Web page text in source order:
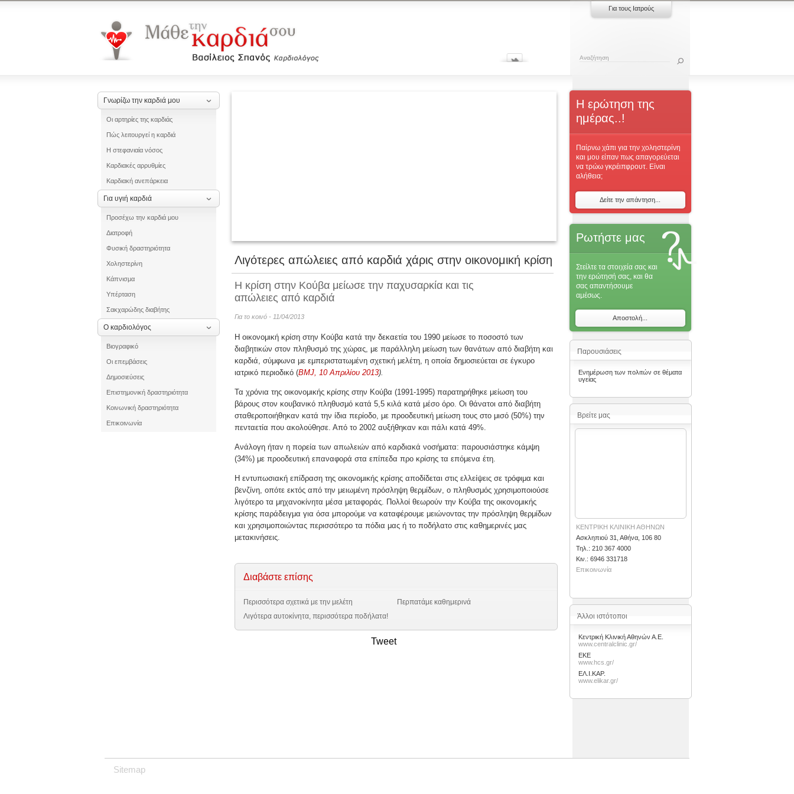
Για τους Ιατρούς
Γνωρίζω την καρδιά μου
Οι αρτηρίες της καρδιάς
Πώς λειτουργεί η καρδιά
Η στεφανιαία νόσος
Καρδιακές αρρυθμίες
Καρδιακή ανεπάρκεια
Για υγιή καρδιά
Προσέχω την καρδιά μου
Διατροφή
Φυσική δραστηριότητα
Χοληστερίνη
Κάπνισμα
Υπέρταση
Σακχαρώδης διαβήτης
Ο καρδιολόγος
Βιογραφικό
Οι επεμβάσεις
Δημοσιεύσεις
Επιστημονική δραστηριότητα
Κοινωνική δραστηριότητα
Επικοινωνία
Λιγότερες απώλειες από καρδιά χάρις στην οικονομική κρίση
Η κρίση στην Κούβα μείωσε την παχυσαρκία και τις
απώλειες από καρδιά
Για το κοινό - 11/04/2013
Η οικονομική κρίση στην Κούβα κατά την δεκαετία του 1990 μείωσε το ποσοστό των
διαβητικών στον πληθυσμό της χώρας, με παράλληλη μείωση των θανάτων από διαβήτη και
καρδιά, σύμφωνα με εμπεριστατωμένη σχετική μελέτη, η οποία δημοσιεύεται σε έγκυρο
ιατρικό περιοδικό (BMJ, 10 Απριλίου 2013).
Τα χρόνια της οικονομικής κρίσης στην Κούβα (1991-1995) παρατηρήθηκε μείωση του
βάρους στον κουβανικό πληθυσμό κατά 5,5 κιλά κατά μέσο όρο. Οι θάνατοι από διαβήτη
σταθεροποιήθηκαν κατά την ίδια περίοδο, με προοδευτική μείωση τους στο μισό (50%) την
πενταετία που ακολούθησε. Από το 2002 αυξήθηκαν και πάλι κατά 49%.
Ανάλογη ήταν η πορεία των απωλειών από καρδιακά νοσήματα: παρουσιάστηκε κάμψη
(34%) με προοδευτική επαναφορά στα επίπεδα προ κρίσης τα επόμενα έτη.
Η εντυπωσιακή επίδραση της οικονομικής κρίσης αποδίδεται στις ελλείψεις σε τρόφιμα και
βενζίνη, οπότε εκτός από την μειωμένη πρόσληψη θερμίδων, ο πληθυσμός χρησιμοποιούσε
λιγότερο τα μηχανοκίνητα μέσα μεταφοράς. Πολλοί θεωρούν την Κούβα της οικονομικής
κρίσης παράδειγμα για όσα μπορούμε να καταφέρουμε μειώνοντας την πρόσληψη θερμίδων
και χρησιμοποιώντας περισσότερο τα πόδια μας ή το ποδήλατο στις καθημερινές μας
μετακινήσεις.
Διαβάστε επίσης
Περισσότερα σχετικά με την μελέτη
Περπατάμε καθημερινά
Λιγότερα αυτοκίνητα, περισσότερα ποδήλατα!
Tweet
Η ερώτηση της
ημέρας..!
Παίρνω χάπι για την χοληστερίνη
και μου είπαν πως απαγορεύεται
να τρώω γκρέιπφρουτ. Είναι
αλήθεια;
Δείτε την απάντηση...
Ρωτήστε μας
Στείλτε τα στοιχεία σας και
την ερώτησή σας, και θα
σας απαντήσoυμε
αμέσως.
Αποστολή...
Παρουσιάσεις
Ενημέρωση των πολιτών σε θέματα
υγείας
Βρείτε μας
ΚΕΝΤΡΙΚΗ ΚΛΙΝΙΚΗ ΑΘΗΝΩΝ
Ασκληπιού 31, Αθήνα, 106 80
Τηλ.: 210 367 4000
Kιν.: 6946 331718
Επικοινωνία
Άλλοι ιστότοποι
Κεντρική Κλινική Αθηνών Α.Ε.
www.centralclinic.gr/
ΕΚΕ
www.hcs.gr/
ΕΛ.Ι.ΚΑΡ.
www.elikar.gr/
Sitemap